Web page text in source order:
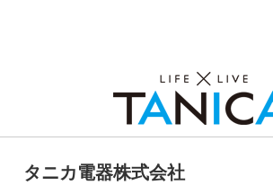
タニカ電器株式会社